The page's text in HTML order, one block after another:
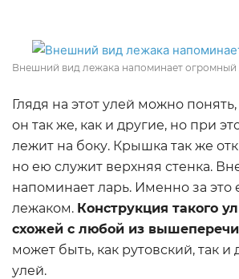
Внешний вид лежака напоминает огромный
Глядя на этот улей можно
он так же, как и другие, но при
лежит на боку. Крышка так же
но ею служит верхняя стенка.
напоминает ларь. Именно за это
лежаком. Конструкция такого
схожей с любой из
может быть, как рутовский, так и
улей.